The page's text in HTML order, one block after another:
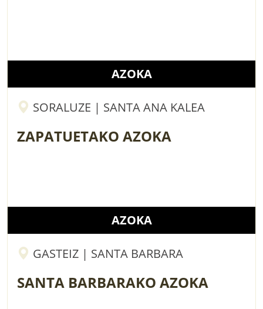
AZOKA
SORALUZE | SANTA ANA KALEA
ZAPATUETAKO AZOKA
AZOKA
GASTEIZ | SANTA BARBARA
SANTA BARBARAKO AZOKA